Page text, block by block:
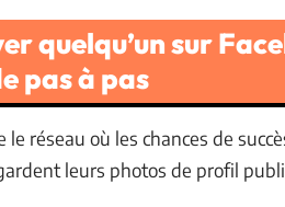
quelqu’un sur
pas à pas
le réseau où les chances de
leurs photos de profil